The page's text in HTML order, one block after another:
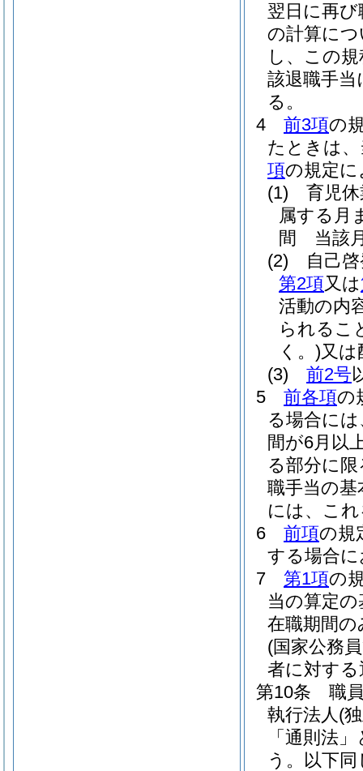
翌日に再
の計算に
し、この
該退職手
る。
4
前3項の
たときは
項の規定
(1)
育児
属する月
間 当該
(2)
自己
第2項又は
活動の内
られるこ
く。)又
(3)
前2号
5
前各項の
る場合に
間が6月以
る部分に限
職手当の
には、こ
6
前項の規
する場合
7
第1項の
当の算定
在職期間
(国家公務
者に対す
第10条
職
執行法人(
「通則法
う。以下同